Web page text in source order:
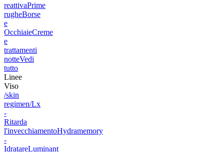
reattivaPrime
rugheBorse
e
OcchiaieCreme
e
trattamenti
notteVedi
tutto
Linee
Viso
/skin
regimen/Lx
-
Ritarda
l'invecchiamentoHydramemory
-
IdratareLuminant